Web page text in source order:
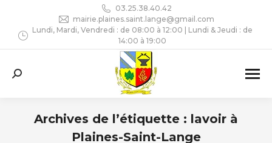
03.25.38.40.42
mairie.plaines.saint.lange@gmail.com
Lundi, Mardi, Vendredi : de 08:00 à 12:00 | Lundi & Jeudi : de
14:00 à 19:00
Recherche
Archives de l’étiquette : lavoir à
Plaines-Saint-Lange